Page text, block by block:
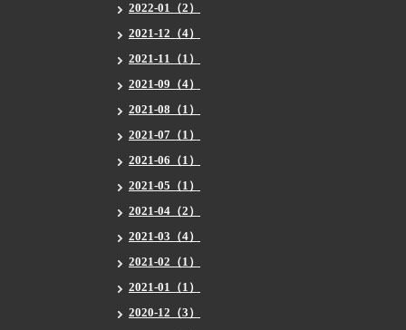
2022-01（2）
2021-12（4）
2021-11（1）
2021-09（4）
2021-08（1）
2021-07（1）
2021-06（1）
2021-05（1）
2021-04（2）
2021-03（4）
2021-02（1）
2021-01（1）
2020-12（3）